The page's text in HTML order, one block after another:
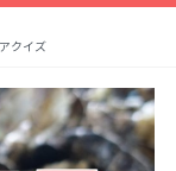
クイズ